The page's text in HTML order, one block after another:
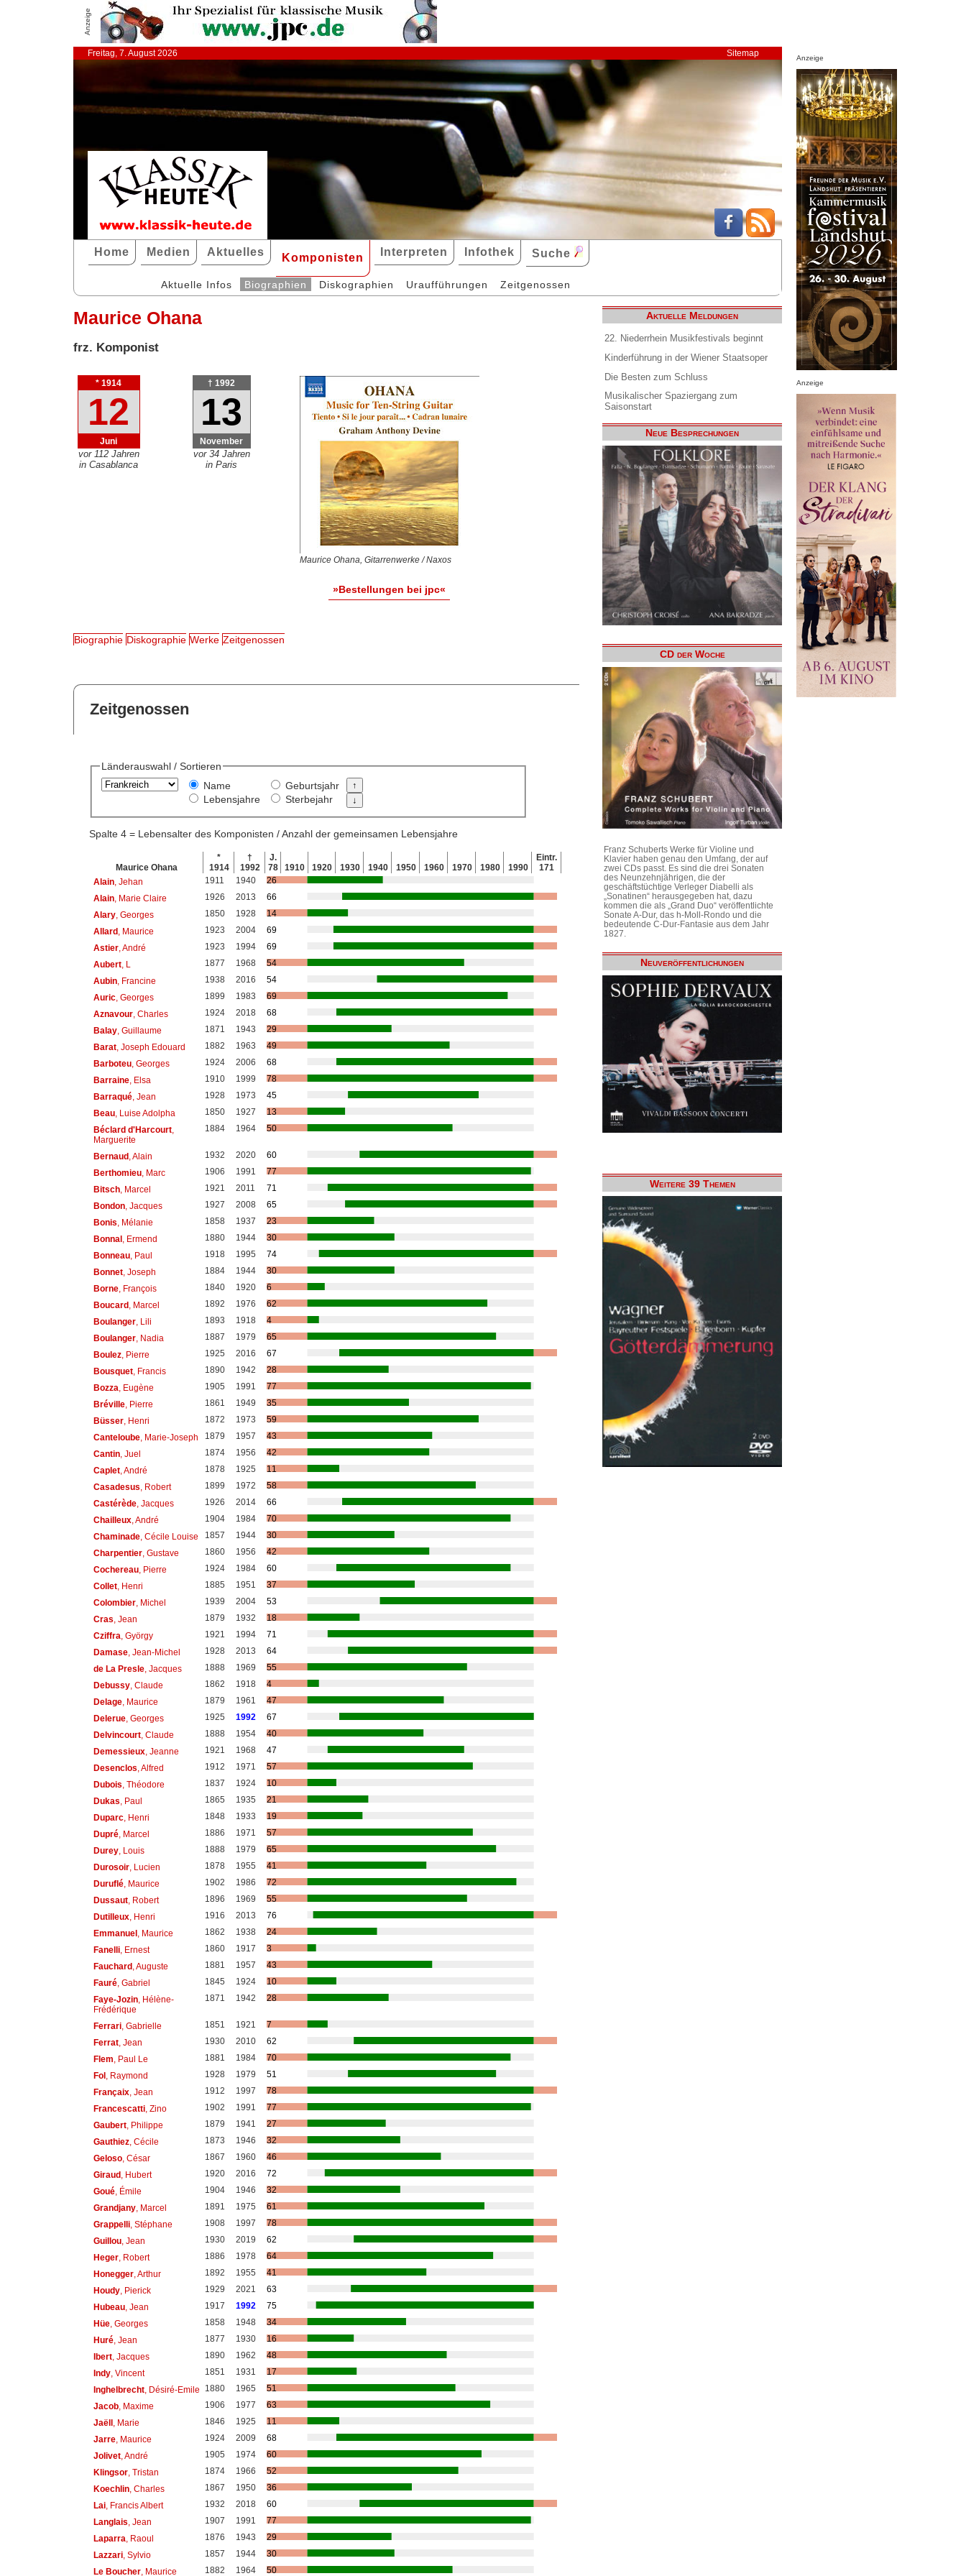
Anzeige
Freitag, 7. August 2026 Sitemap
Home Medien Aktuelles Komponisten Interpreten Infothek Suche
Aktuelle Infos Biographien Diskographien Uraufführungen Zeitgenossen
Maurice Ohana
frz. Komponist
* 1914
12
Juni
vor 112 Jahren
in Casablanca
† 1992
13
November
vor 34 Jahren
in Paris
Maurice Ohana, Gitarrenwerke / Naxos
»Bestellungen bei jpc«
Biographie Diskographie Werke Zeitgenossen
Zeitgenossen
Länderauswahl / Sortieren
Name
Lebensjahre
Geburtsjahr
Sterbejahr
Spalte 4 = Lebensalter des Komponisten / Anzahl der gemeinsamen Lebensjahre
Maurice Ohana
*
1914
†
1992
J.
78
1910 1920 1930 1940 1950 1960 1970 1980 1990
Eintr.
171
Alain, Jehan 1911 1940
26
Alain, Marie Claire 1926 2013
66
Alary, Georges 1850 1928
14
Allard , Maurice 1923 2004
69
Astier, André 1923 1994
69
Aubert, L 1877 1968
54
Aubin, Francine 1938 2016
54
Auric, Georges 1899 1983
69
Aznavour, Charles 1924 2018
68
Balay, Guillaume 1871 1943
29
Barat, Joseph Edouard 1882 1963
49
Barboteu, Georges 1924 2006
68
Barraine, Elsa 1910 1999
78
Barraqué, Jean 1928 1973
45
Beau, Luise Adolpha 1850 1927
13
Béclard d'Harcourt,
Marguerite
1884 1964 50
Bernaud , Alain 1932 2020
60
Berthomieu, Marc 1906 1991
77
Bitsch, Marcel 1921 2011
71
Bondon, Jacques 1927 2008
65
Bonis, Mélanie 1858 1937
23
Bonnal , Ermend 1880 1944
30
Bonneau, Paul 1918 1995
74
Bonnet, Joseph 1884 1944
30
Borne, François 1840 1920
6
Boucard , Marcel 1892 1976
62
Boulanger, Lili 1893 1918
4
Boulanger, Nadia 1887 1979
65
Boulez, Pierre 1925 2016
67
Bousquet, Francis 1890 1942
28
Bozza, Eugène 1905 1991
77
Bréville, Pierre 1861 1949
35
Büsser, Henri 1872 1973
59
Canteloube, Marie-Joseph 1879 1957
43
Cantin, Juel 1874 1956
42
Caplet, André 1878 1925
11
Casadesus, Robert 1899 1972
58
Castérède, Jacques 1926 2014
66
Chailleux, André 1904 1984
70
Chaminade, Cécile Louise 1857 1944
30
Charpentier, Gustave 1860 1956
42
Cochereau, Pierre 1924 1984
60
Collet, Henri 1885 1951
37
Colombier, Michel 1939 2004
53
Cras, Jean 1879 1932
18
Cziffra, György 1921 1994
71
Damase, Jean-Michel 1928 2013
64
de La Presle, Jacques 1888 1969
55
Debussy, Claude 1862 1918
4
Delage, Maurice 1879 1961
47
Delerue, Georges 1925 1992
67
Delvincourt, Claude 1888 1954
40
Demessieux, Jeanne 1921 1968
47
Desenclos, Alfred 1912 1971
57
Dubois, Théodore 1837 1924
10
Dukas, Paul 1865 1935
21
Duparc, Henri 1848 1933
19
Dupré, Marcel 1886 1971
57
Durey, Louis 1888 1979
65
Durosoir, Lucien 1878 1955
41
Duruflé, Maurice 1902 1986
72
Dussaut, Robert 1896 1969
55
Dutilleux, Henri 1916 2013
76
Emmanuel , Maurice 1862 1938
24
Fanelli, Ernest 1860 1917
3
Fauchard , Auguste 1881 1957
43
Fauré, Gabriel 1845 1924
10
Faye-Jozin, Hélène-
Frédérique
1871 1942 28
Ferrari, Gabrielle 1851 1921
7
Ferrat, Jean 1930 2010
62
Flem, Paul Le 1881 1984
70
Fol , Raymond 1928 1979
51
Françaix, Jean 1912 1997
78
Francescatti, Zino 1902 1991
77
Gaubert, Philippe 1879 1941
27
Gauthiez, Cécile 1873 1946
32
Geloso, César 1867 1960
46
Giraud , Hubert 1920 2016
72
Goué, Émile 1904 1946
32
Grandjany, Marcel 1891 1975
61
Grappelli, Stéphane 1908 1997
78
Guillou, Jean 1930 2019
62
Heger, Robert 1886 1978
64
Honegger, Arthur 1892 1955
41
Houdy, Pierick 1929 2021
63
Hubeau, Jean 1917 1992
75
Hüe, Georges 1858 1948
34
Huré, Jean 1877 1930
16
Ibert, Jacques 1890 1962
48
Indy, Vincent 1851 1931
17
Inghelbrecht, Désiré-Emile 1880 1965
51
Jacob, Maxime 1906 1977
63
Jaëll , Marie 1846 1925
11
Jarre, Maurice 1924 2009
68
Jolivet, André 1905 1974
60
Klingsor, Tristan 1874 1966
52
Koechlin, Charles 1867 1950
36
Lai, Francis Albert 1932 2018
60
Langlais, Jean 1907 1991
77
Laparra, Raoul 1876 1943
29
Lazzari, Sylvio 1857 1944
30
Le Boucher, Maurice 1882 1964 50
Aktuelle Meldungen
22. Niederrhein Musikfestivals beginnt
Kinderführung in der Wiener Staatsoper
Die Besten zum Schluss
Musikalischer Spaziergang zum
Saisonstart
Neue Besprechungen
CD der Woche
Franz Schuberts Werke für Violine und
Klavier haben genau den Umfang, der auf
zwei CDs passt. Es sind die drei Sonaten
des Neunzehnjährigen, die der
geschäftstüchtige Verleger Diabelli als
„Sonatinen“ herausgegeben hat, dazu
kommen die als „Grand Duo“ veröffentlichte
Sonate A-Dur, das h-Moll-Rondo und die
bedeutende C-Dur-Fantasie aus dem Jahr
1827.
Neuveröffentlichungen
Weitere 39 Themen
Anzeige
Anzeige